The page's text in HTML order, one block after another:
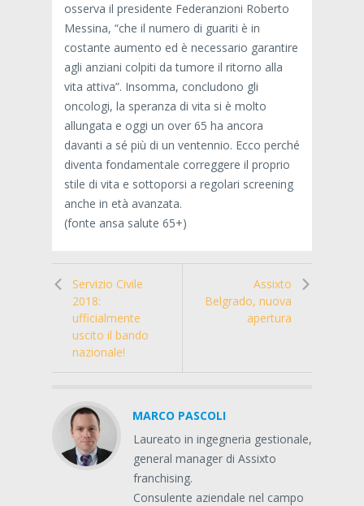
osserva il presidente Federanzioni Roberto
Messina, “che il numero di guariti è in
costante aumento ed è necessario garantire
agli anziani colpiti da tumore il ritorno alla
vita attiva”. Insomma, concludono gli
oncologi, la speranza di vita si è molto
allungata e oggi un over 65 ha ancora
davanti a sé più di un ventennio. Ecco perché
diventa fondamentale correggere il proprio
stile di vita e sottoporsi a regolari screening
anche in età avanzata.
(fonte ansa salute 65+)
Servizio Civile
2018:
ufficialmente
uscito il bando
nazionale!
Assixto
Belgrado, nuova
apertura
MARCO PASCOLI
Laureato in ingegneria gestionale,
general manager di Assixto
franchising.
Consulente aziendale nel campo